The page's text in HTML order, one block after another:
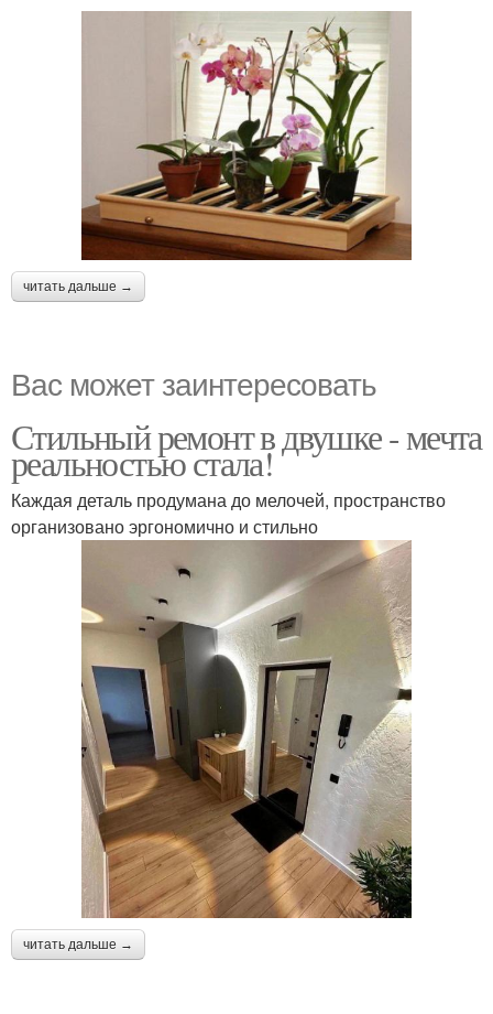
читать дальше →
Вас может заинтересовать
Стильный ремонт в двушке - мечта
реальностью стала!
Каждая деталь продумана до мелочей, пространство
организовано эргономично и стильно
читать дальше →